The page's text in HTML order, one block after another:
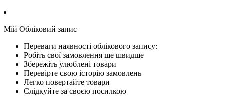
Мій Обліковий запис
Переваги наявності облікового запису:
Робіть свої замовлення ще швидше
Збережіть улюблені товари
Перевірте свою історію замовлень
Легко повертайте товари
Слідкуйте за своєю посилкою